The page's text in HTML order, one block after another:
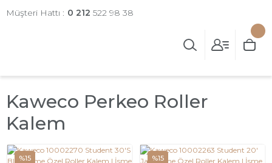
Müşteri Hattı : 0 212 522 98 38
Kaweco Perkeo Roller
Kalem
%15 %15